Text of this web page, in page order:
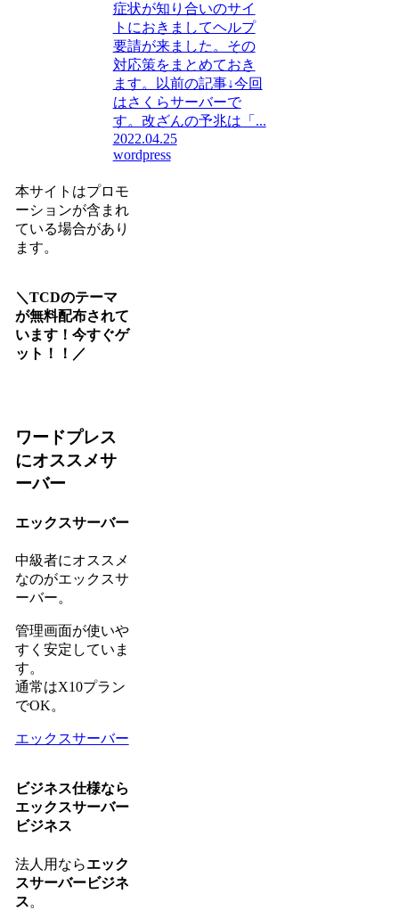
症状が知り合いのサイ
トにおきましてヘルプ
要請が来ました。その
対応策をまとめておき
ます。以前の記事↓今回
はさくらサーバーで
す。改ざんの予兆は「...
2022.04.25
wordpress
本サイトはプロモ
ーションが含まれ
ている場合があり
ます。
＼TCDのテーマ
が無料配布されて
います！今すぐゲ
ット！！／
ワードプレス
にオススメサ
ーバー
エックスサーバー
中級者にオススメ
なのがエックスサ
ーバー。
管理画面が使いや
すく安定していま
す。
通常はX10プラン
でOK。
エックスサーバー
ビジネス仕様なら
エックスサーバー
ビジネス
法人用ならエック
スサーバービジネ
ス。